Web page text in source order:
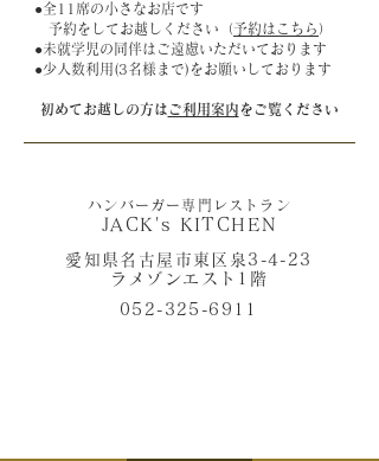
●全11席の小さなお店です
​ 予約をしてお越しください（予約はこちら ）
●未就学児の同伴はご遠慮いただいております
●少人数利用(3名様まで)をお願いしております​
​初めてお越しの方は ご利用案内 をご覧ください
ハンバーガー専門レストラン
JACK's KITCHEN
愛知県名古屋市東区泉3-4-23
ラメゾンエスト1階
052-325-6911